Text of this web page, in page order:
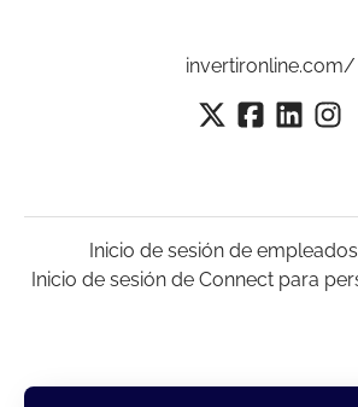
invertironline.com/
Inicio de sesión de
Inicio de sesión de Connect para